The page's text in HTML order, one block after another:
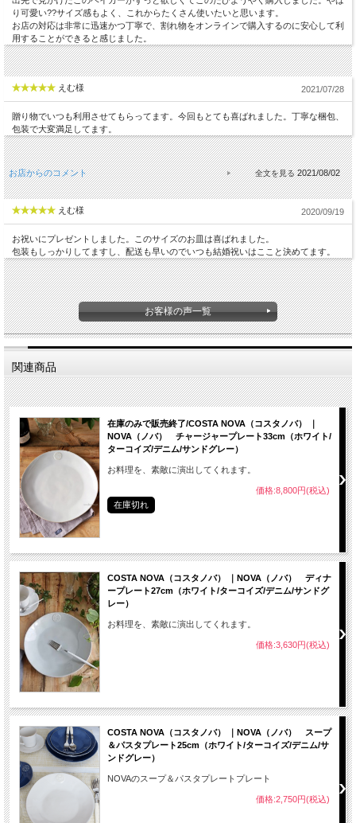
り可愛い??サイズ感もよく、これからたくさん使いたいと思います。
お店の対応は非常に迅速かつ丁寧で、割れ物をオンラインで購入するのに安心して利
用することができると感じました。
えむ様 2021/07/28
贈り物でいつも利用させてもらってます。今回もとても喜ばれました。丁寧な梱包、
包装で大変満足してます。
お店からのコメント 2021/08/02
えむ様 2020/09/19
お祝いにプレゼントしました。このサイズのお皿は喜ばれました。
包装もしっかりしてますし、配送も早いのでいつも結婚祝いはここと決めてます。
お客様の声一覧
関連商品
在庫のみで販売終了/COSTA NOVA（コスタノバ） ｜
NOVA（ノバ） チャージャープレート33cm（ホワイト/
ターコイズ/デニム/サンドグレー）
お料理を、素敵に演出してくれます。
価格:8,800円(税込)
在庫切れ
COSTA NOVA（コスタノバ） ｜NOVA（ノバ） ディナ
ープレート27cm（ホワイト/ターコイズ/デニム/サンドグ
レー）
お料理を、素敵に演出してくれます。
価格:3,630円(税込)
COSTA NOVA（コスタノバ） ｜NOVA（ノバ） スープ
＆パスタプレート25cm（ホワイト/ターコイズ/デニム/サ
ンドグレー）
NOVAのスープ＆パスタプレートプレート
価格:2,750円(税込)